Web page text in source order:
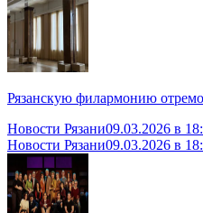
Рязанскую филармонию
Новости Рязани09.03.2026 в
Новости Рязани09.03.2026 в